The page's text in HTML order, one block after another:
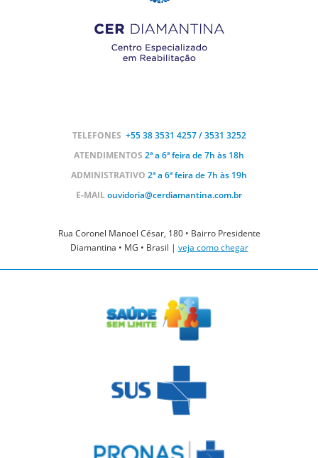
TELEFONES +55 383531 4257 / 3531 3252
ATENDIMENTOS 2ª a 6ª feira de 7h às 18h
ADMINISTRATIVO 2ª a 6ª feira de 7h às 19h
E-MAILouvidoria@cerdiamantina.com.br
Rua Coronel Manoel César, 180 • Bairro Presidente
Diamantina • MG • Brasil | veja como chegar